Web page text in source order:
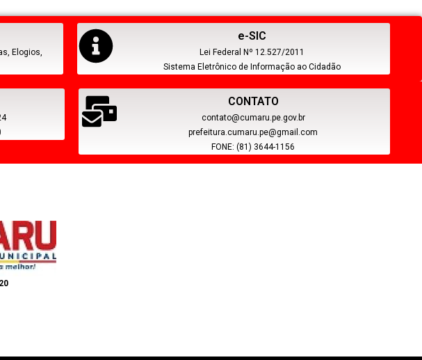
Elogios,
e-SIC
Lei Federal Nº 12.527/2011
Sistema Eletrônico de Informação ao Cidadão
CONTATO
contato@cumaru.pe.gov.br
prefeitura.cumaru.pe@gmail.com
FONE: (81) 3644-1156